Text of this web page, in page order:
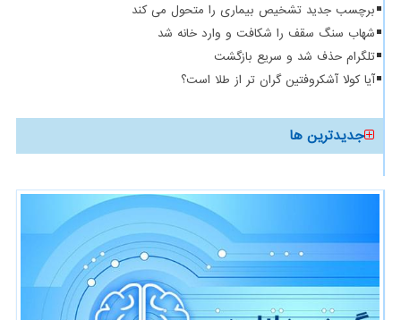
برچسب جدید تشخیص بیماری را متحول می کند
شهاب سنگ سقف را شکافت و وارد خانه شد
تلگرام حذف شد و سریع بازگشت
آیا کولا آشکروفتین گران تر از طلا است؟
جدیدترین ها